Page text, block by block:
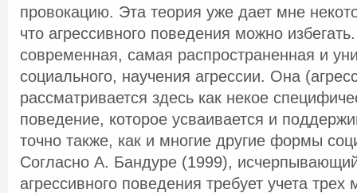
провокацию. Эта теория уже дает мне
что агрессивного поведения можно
современная, самая распространенная и
социального, научения агрессии. Она
рассматривается здесь как некое
поведение, которое усваивается и
точно также, как и многие другие формы
Согласно А. Бандуре (1999),
агрессивного поведения требует учета трех